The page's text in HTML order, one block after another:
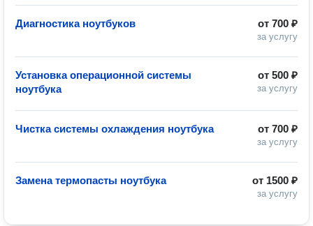
от 700 ₽
за услугу
Диагностика ноутбуков
от 500 ₽
за услугу
Установка операционной системы
ноутбука
от 700 ₽
за услугу
Чистка системы охлаждения ноутбука
от 1500 ₽
за услугу
Замена термопасты ноутбука